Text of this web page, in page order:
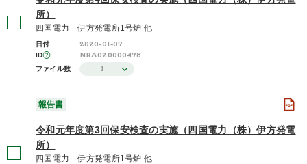
(12)
2018年度 / 平成30年度
(4)
タイトル（昇順）
所）
四国電力 伊方発電所1号炉 他
日付 2020-01-07
ID NRA020000478
ファイル数 1
報告書
令和元年度第3回保安検査の実施（四国電力（株）伊方発電
所）
四国電力 伊方発電所1号炉 他